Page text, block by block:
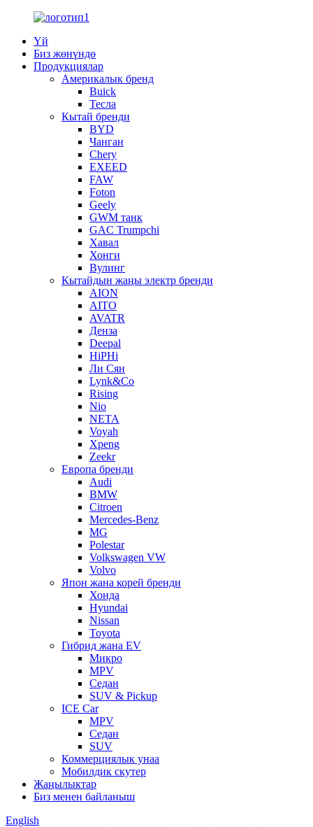
Үй
Биз жөнүндө
Продукциялар
Америкалык бренд
Buick
Тесла
Кытай бренди
BYD
Чанган
Chery
EXEED
FAW
Foton
Geely
GWM танк
GAC Trumpchi
Хавал
Хонги
Вулинг
Кытайдын жаңы электр бренди
AION
AITO
AVATR
Денза
Deepal
HiPHi
Ли Сян
Lynk&Co
Rising
Nio
NETA
Voyah
Xpeng
Zeekr
Европа бренди
Audi
BMW
Citroen
Mercedes-Benz
MG
Polestar
Volkswagen VW
Volvo
Япон жана корей бренди
Хонда
Hyundai
Nissan
Toyota
Гибрид жана EV
Микро
MPV
Седан
SUV & Pickup
ICE Car
MPV
Седан
SUV
Коммерциялык унаа
Мобилдик скутер
Жаңылыктар
Биз менен байланыш
English